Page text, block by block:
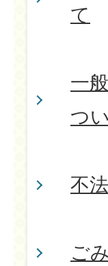
て
一
つ
不
ご